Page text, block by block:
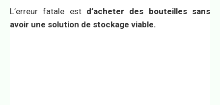
L’erreur fatale est d’acheter des bouteilles sans
avoir une solution de stockage viable.